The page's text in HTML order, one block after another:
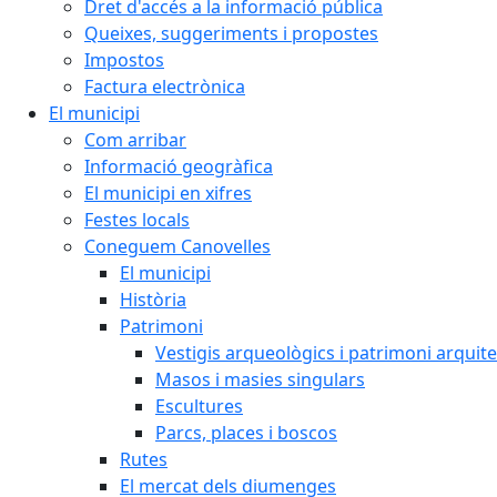
Dret d'accés a la informació pública
Queixes, suggeriments i propostes
Impostos
Factura electrònica
El municipi
Com arribar
Informació geogràfica
El municipi en xifres
Festes locals
Coneguem Canovelles
El municipi
Història
Patrimoni
Vestigis arqueològics i patrimoni
Masos i masies singulars
Escultures
Parcs, places i boscos
Rutes
El mercat dels diumenges